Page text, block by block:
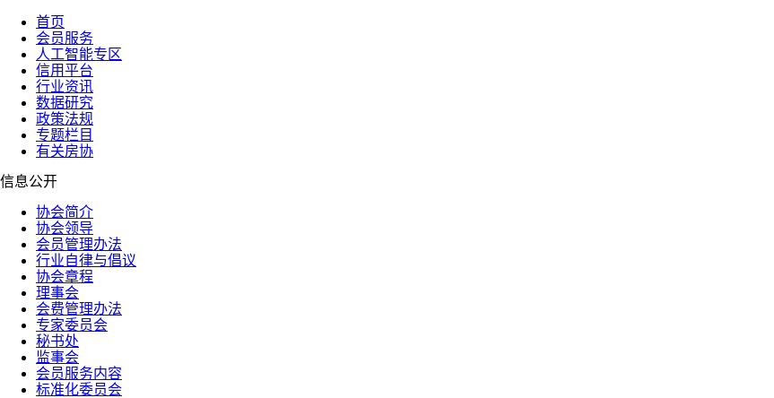
首页
会员服务
人工智能专区
信用平台
行业资讯
数据研究
政策法规
专题栏目
有关房协
信息公开
协会简介
协会领导
会员管理办法
行业自律与倡议
协会章程
理事会
会费管理办法
专家委员会
秘书处
监事会
会员服务内容
标准化委员会